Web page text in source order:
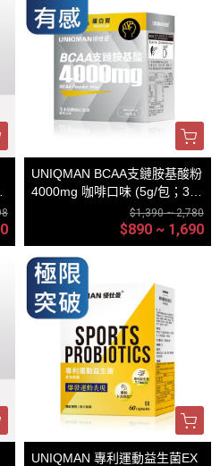
UNIQMAN BCAA支鏈胺基酸粉
4000mg 咖啡口味 (5g/包；30
包/盒)【增力有感｜多入更優
$1,390 ~ 2,780
$890 ~ 1,690
UNIQMAN 專利運動益生菌EX